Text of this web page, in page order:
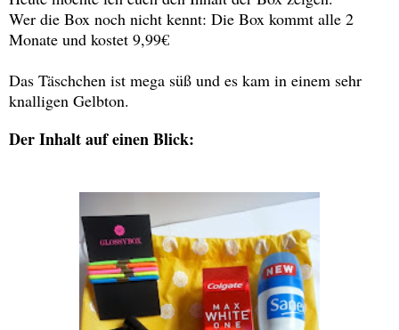
Wer die Box noch nicht kennt: Die Box kommt alle 2
Monate und kostet 9,99€
Das Täschchen ist mega süß und es kam in einem sehr
knalligen Gelbton.
Der Inhalt auf einen Blick: